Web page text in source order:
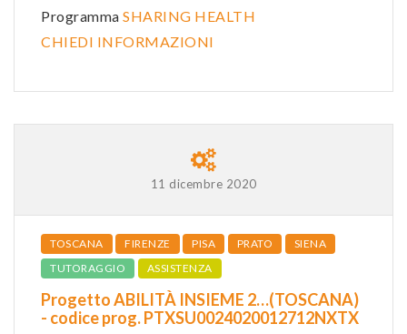
Programma SHARING HEALTH
CHIEDI INFORMAZIONI
11 dicembre 2020
TOSCANA FIRENZE PISA PRATO
SIENA
TUTORAGGIO
ASSISTENZA
Progetto ABILITÀ INSIEME 2…(TOSCANA)
- codice prog. PTXSU0024020012712NXTX